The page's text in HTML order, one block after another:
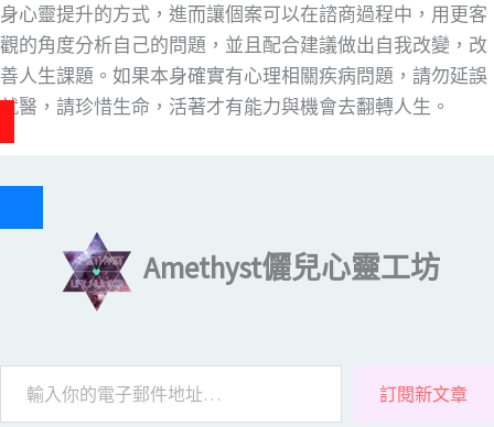
身心靈提升的方式，進而讓個案可以在諮商過程中，用更客
觀的角度分析自己的問題，並且配合建議做出自我改變，改
善人生課題。如果本身確實有心理相關疾病問題，請勿延誤
就醫，請珍惜生命，活著才有能力與機會去翻轉人生。
Amethyst儷兒心靈工坊
輸入你的電子郵件地址…
訂閱新文章